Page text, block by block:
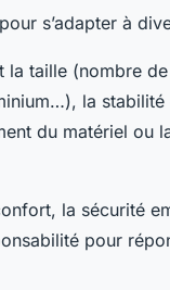
s’adapter à
taille (nombre
la
du matériel ou
la sécurité
pour